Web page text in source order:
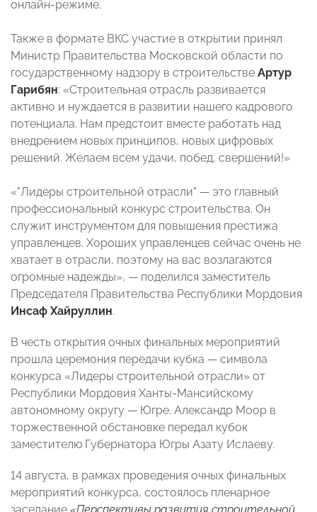
онлайн-режиме.
Также в формате ВКС участие в открытии принял
Министр Правительства Московской области по
государственному надзору в строительстве Артур
Гарибян: «Строительная отрасль развивается
активно и нуждается в развитии нашего кадрового
потенциала. Нам предстоит вместе работать над
внедрением новых принципов, новых цифровых
решений. Желаем всем удачи, побед, свершений!»
«"Лидеры строительной отрасли" — это главный
профессиональный конкурс строительства. Он
служит инструментом для повышения престижа
управленцев. Хороших управленцев сейчас очень не
хватает в отрасли, поэтому на вас возлагаются
огромные надежды», — поделился заместитель
Председателя Правительства Республики Мордовия
Инсаф Хайруллин.
В честь открытия очных финальных мероприятий
прошла церемония передачи кубка — символа
конкурса «Лидеры строительной отрасли» от
Республики Мордовия Ханты-Мансийскому
автономному округу — Югре. Александр Моор в
торжественной обстановке передал кубок
заместителю Губернатора Югры Азату Ислаеву.
14 августа, в рамках проведения очных финальных
мероприятий конкурса, состоялось пленарное